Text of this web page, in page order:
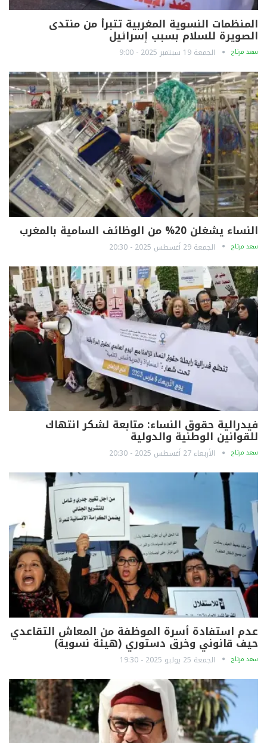
المنظمات النسوية المغربية تتبرأ من منتدى
الصويرة للسلام بسبب إسرائيل
سعد مرتاح الجمعة 19 سبتمبر 2025 - 9:00
النساء يشغلن 20% من الوظائف السامية بالمغرب
سعد مرتاح الجمعة 29 أغسطس 2025 - 20:30
فيدرالية حقوق النساء: متابعة لشكر انتهاك
للقوانين الوطنية والدولية
سعد مرتاح الأربعاء 27 أغسطس 2025 - 20:30
عدم استفادة أسرة الموظفة من المعاش التقاعدي
حيف قانوني وخرق دستوري (هيئة نسوية)
سعد مرتاح الجمعة 25 يوليو 2025 - 19:30